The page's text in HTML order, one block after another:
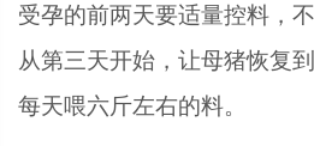
受孕的前两天要适量控料，
从第三天开始，让母猪恢复
每天喂六斤左右的料。